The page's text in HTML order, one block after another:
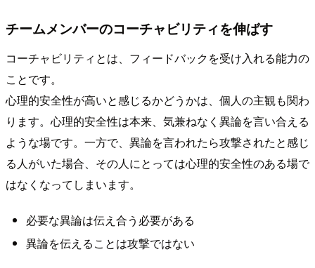
チームメンバーのコーチャビリティを伸ばす
コーチャビリティとは、フィードバックを受け入れる能力の
ことです。
心理的安全性が高いと感じるかどうかは、個人の主観も関わ
ります。心理的安全性は本来、気兼ねなく異論を言い合える
ような場です。一方で、異論を言われたら攻撃されたと感じ
る人がいた場合、その人にとっては心理的安全性のある場で
はなくなってしまいます。
必要な異論は伝え合う必要がある
異論を伝えることは攻撃ではない